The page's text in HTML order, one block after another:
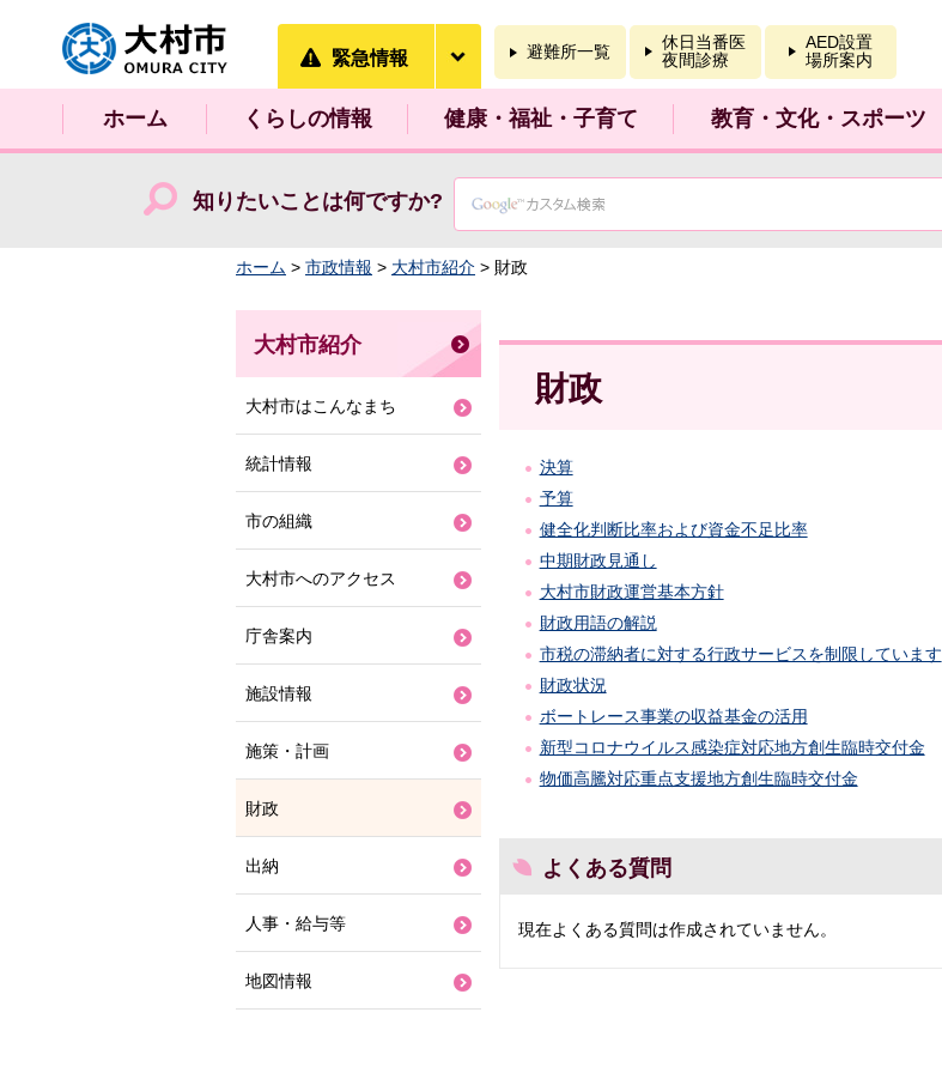
大村市
緊急情報 避難所一覧
休日当番医
夜間診療
AED設置
場所案内
ホーム くらしの情報 健康・福祉・子育て 教育・文化・スポーツ
知りたいことは何ですか?
ホーム > 市政情報 > 大村市紹介 > 財政
財政
決算
予算
健全化判断比率および資金不足比率
中期財政見通し
大村市財政運営基本方針
財政用語の解説
市税の滞納者に対する行政サービスを制限しています
財政状況
ボートレース事業の収益基金の活用
新型コロナウイルス感染症対応地方創生臨時交付金
物価高騰対応重点支援地方創生臨時交付金
よくある質問
現在よくある質問は作成されていません。
大村市紹介
大村市はこんなまち
統計情報
市の組織
大村市へのアクセス
庁舎案内
施設情報
施策・計画
財政
出納
人事・給与等
地図情報